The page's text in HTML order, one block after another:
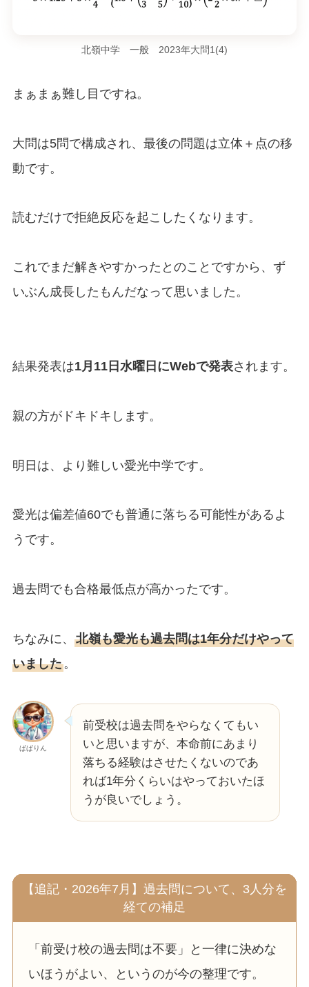
北嶺中学 一般 2023年大問1(4)
まぁまぁ難し目ですね。
大問は5問で構成され、最後の問題は立体＋点の移
動です。
読むだけで拒絶反応を起こしたくなります。
これでまだ解きやすかったとのことですから、ず
いぶん成長したもんだなって思いました。
結果発表は1月11日水曜日にWebで発表されます。
親の方がドキドキします。
明日は、より難しい愛光中学です。
愛光は偏差値60でも普通に落ちる可能性があるよ
うです。
過去問でも合格最低点が高かったです。
ちなみに、 北嶺も愛光も過去問は1年分だけやって
いました。
ぱぱりん
前受校は過去問をやらなくてもい
いと思いますが、本命前にあまり
落ちる経験はさせたくないのであ
れば1年分くらいはやっておいたほ
うが良いでしょう。
【追記・2026年7月】過去問について、3人分を
経ての補足
「前受け校の過去問は不要」と一律に決めな
いほうがよい、というのが今の整理です。